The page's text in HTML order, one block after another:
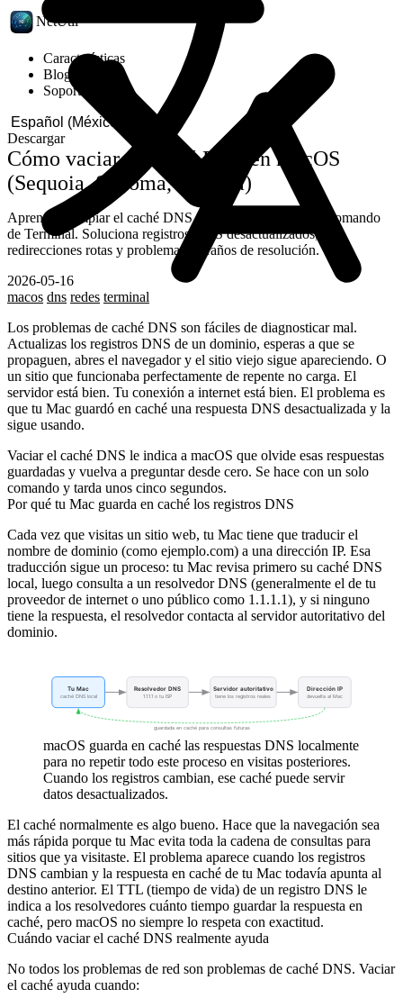
NetUtil
Características
Blog
Soporte
Descargar
Cómo vaciar el caché DNS en macOS
(Sequoia, Sonoma, Ventura)
Aprende a limpiar el caché DNS en macOS con un solo comando
de Terminal. Soluciona registros DNS desactualizados,
redirecciones rotas y problemas extraños de resolución.
2026-05-16
macos dns redes terminal
Los problemas de caché DNS son fáciles de diagnosticar mal.
Actualizas los registros DNS de un dominio, esperas a que se
propaguen, abres el navegador y el sitio viejo sigue apareciendo. O
un sitio que funcionaba perfectamente de repente no carga. El
servidor está bien. Tu conexión a internet está bien. El problema es
que tu Mac guardó en caché una respuesta DNS desactualizada y la
sigue usando.
Vaciar el caché DNS le indica a macOS que olvide esas respuestas
guardadas y vuelva a preguntar desde cero. Se hace con un solo
comando y tarda unos cinco segundos.
Por qué tu Mac guarda en caché los registros DNS
Cada vez que visitas un sitio web, tu Mac tiene que traducir el
nombre de dominio (como ejemplo.com) a una dirección IP. Esa
traducción sigue un proceso: tu Mac revisa primero su caché DNS
local, luego consulta a un resolvedor DNS (generalmente el de tu
proveedor de internet o uno público como 1.1.1.1), y si ninguno
tiene la respuesta, el resolvedor contacta al servidor autoritativo del
dominio.
Tu Mac
caché DNS local
Resolvedor DNS
1.1.1.1 o tu ISP
Servidor autoritativo
tiene los registros reales
Dirección IP
devuelta al Mac
guardada en caché para consultas futuras
macOS guarda en caché las respuestas DNS localmente
para no repetir todo este proceso en visitas posteriores.
Cuando los registros cambian, ese caché puede servir
datos desactualizados.
El caché normalmente es algo bueno. Hace que la navegación sea
más rápida porque tu Mac evita toda la cadena de consultas para
sitios que ya visitaste. El problema aparece cuando los registros
DNS cambian y la respuesta en caché de tu Mac todavía apunta al
destino anterior. El TTL (tiempo de vida) de un registro DNS le
indica a los resolvedores cuánto tiempo guardar la respuesta en
caché, pero macOS no siempre lo respeta con exactitud.
Cuándo vaciar el caché DNS realmente ayuda
No todos los problemas de red son problemas de caché DNS. Vaciar
el caché ayuda cuando: